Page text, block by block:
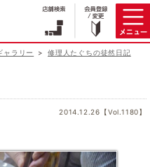
ャラリー
修理人たぐちの徒然日記
2014.12.26【Vol.1180】